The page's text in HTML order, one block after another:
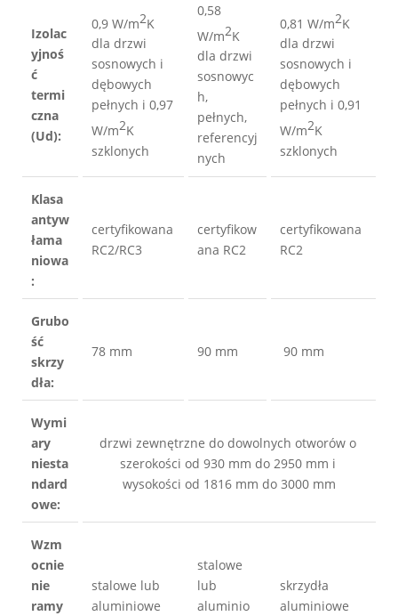
Izolac
yjnoś
ć
termi
czna
(Ud):
0,9 W/m2K
dla drzwi
sosnowych i
dębowych
pełnych i 0,97
W/m2K
szklonych
0,58
W/m2K
dla drzwi
sosnowyc
h,
pełnych,
referencyj
nych
0,81 W/m2K
dla drzwi
sosnowych i
dębowych
pełnych i 0,91
W/m2K
szklonych
Klasa
antyw
łama
niowa
:
certyfikowana
RC2/RC3
certyfikow
ana RC2
certyfikowana
RC2
Grubo
ść
skrzy
dła:
78 mm 90 mm 90 mm
Wymi
ary
niesta
ndard
owe:
drzwi zewnętrzne do dowolnych otworów o
szerokości od 930 mm do 2950 mm i
wysokości od 1816 mm do 3000 mm
Wzm
ocnie
nie
ramy
stalowe lub
aluminiowe
stalowe
lub
aluminio
skrzydła
aluminiowe